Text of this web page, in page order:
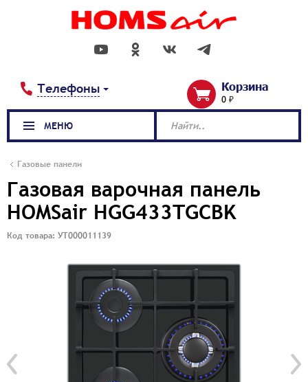
Телефоны Корзина
0 ₽
Газовые панели
Газовая варочная панель
HOMSair HGG433TGCBK
Код товара: УТ000011139
МЕНЮ Найти..